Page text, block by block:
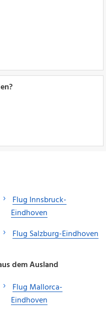
Flug Innsbruck-
Eindhoven
Flug Salzburg-Eindhoven
dem Ausland
Flug Mallorca-
Eindhoven